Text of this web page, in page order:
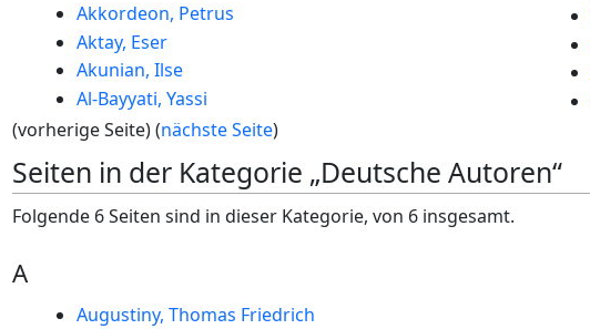
Akkordeon, Petrus
Aktay, Eser
Akunian, Ilse
Al-Bayyati, Yassi
(vorherige Seite) (nächste Seite)
Seiten in der Kategorie „Deutsche Autoren“
Folgende 6 Seiten sind in dieser Kategorie, von 6 insgesamt.
A
Augustiny, Thomas Friedrich